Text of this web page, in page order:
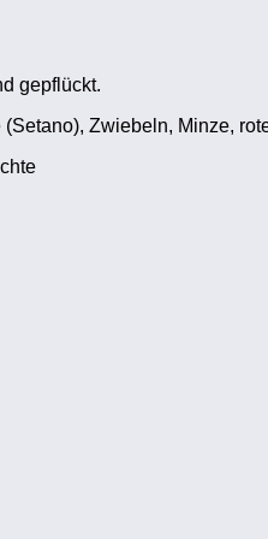
gepflückt.
Zwiebeln, Minze,